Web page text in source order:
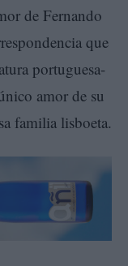
de Fernando
que
portuguesa-
amor de su
familia lisboeta.